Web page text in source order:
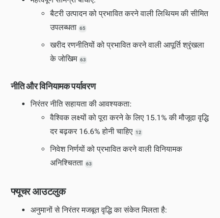
बैटरी उत्पादन को प्रभावित करने वाली लिथियम की सीमित
उपलब्धता 65
खरीद रणनीतियों को प्रभावित करने वाली आपूर्ति श्रृंखला
के जोखिम 63
नीति और विनियामक पर्यावरण
निरंतर नीति सहायता की आवश्यकता:
वैश्विक लक्ष्यों को पूरा करने के लिए 15.1% की मौजूदा वृद्धि
दर बढ़कर 16.6% होनी चाहिए 12
निवेश निर्णयों को प्रभावित करने वाली विनियामक
अनिश्चितता 63
फ्यूचर आउटलुक
अनुमानों से निरंतर मजबूत वृद्धि का संकेत मिलता है: